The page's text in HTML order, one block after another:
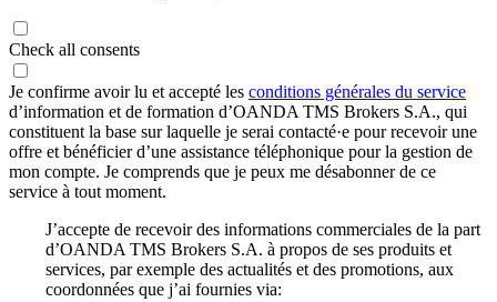
Check all consents
Je confirme avoir lu et accepté les conditions générales du service
d’information et de formation d’OANDA TMS Brokers S.A., qui
constituent la base sur laquelle je serai contacté·e pour recevoir une
offre et bénéficier d’une assistance téléphonique pour la gestion de
mon compte. Je comprends que je peux me désabonner de ce
service à tout moment.
J’accepte de recevoir des informations commerciales de la part
d’OANDA TMS Brokers S.A. à propos de ses produits et
services, par exemple des actualités et des promotions, aux
coordonnées que j’ai fournies via: